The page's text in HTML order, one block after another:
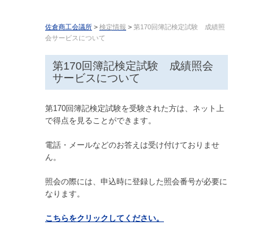
佐倉商工会議所 > 検定情報 > 第170回簿記検定試験 成績照
会サービスについて
第170回簿記検定試験 成績照会
サービスについて
第170回簿記検定試験を受験された方は、ネット上
で得点を見ることができます。
電話・メールなどのお答えは受け付けておりませ
ん。
照会の際には、申込時に登録した照会番号が必要に
なります。
こちらをクリックしてください。